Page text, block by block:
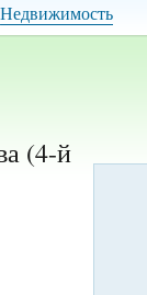
Недвижимость
(4-й